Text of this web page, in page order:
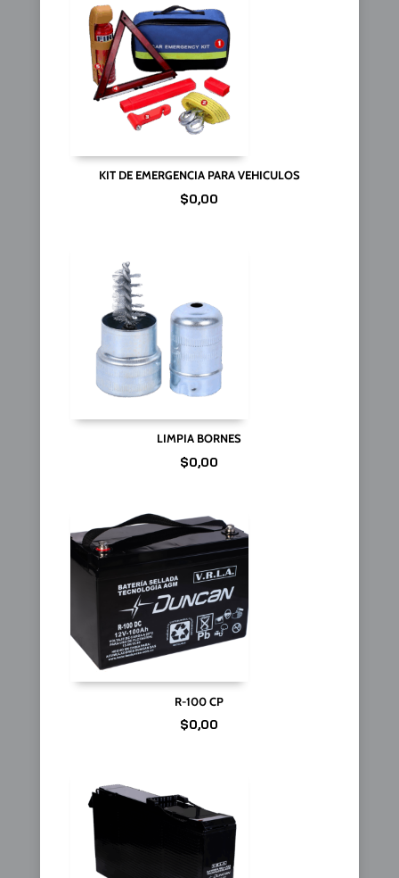
KIT DE EMERGENCIA PARA VEHICULOS
$0,00
LIMPIA BORNES
$0,00
R-100 CP
$0,00